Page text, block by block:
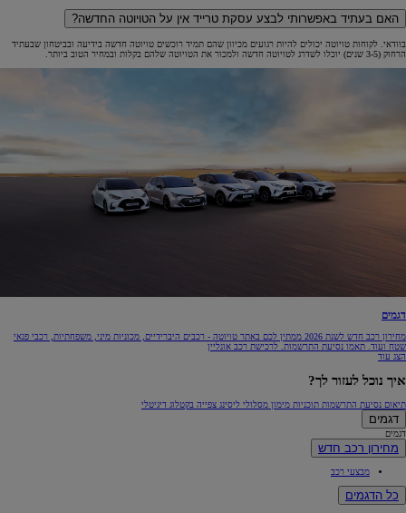
האם בעתיד באפשרותי לבצע עסקת טרייד אין על הטויוטה החדשה?
בוודאי. לקוחות טויוטה יכולים להיות רגועים מכיוון שהם תמיד רוכשים טויוטה חדשה בידיעה ובביטחון שבעתיד
הרחוק (3-5 שנים) יוכלו לשדרג לטויוטה חדשה ולמכור את הטויוטה שלהם בקלות ובמחיר הטוב ביותר.
דגמים
מחירון רכב חדש לשנת 2026 ממתין לכם באתר טויוטה - רכבים היברידיים, מכוניות מיני, משפחתיות, רכבי פנאי
שטח ועוד. תאמו נסיעת התרשמות. לרכישת רכב אונליין
הצג עוד
איך נוכל לעזור לך?
תיאום נסיעת התרשמות תוכניות מימון מסלולי ליסינג צפייה בקטלוג דיגיטלי
דגמים
דגמים
מחירון רכב חדש
מבצעי רכב
כל הדגמים